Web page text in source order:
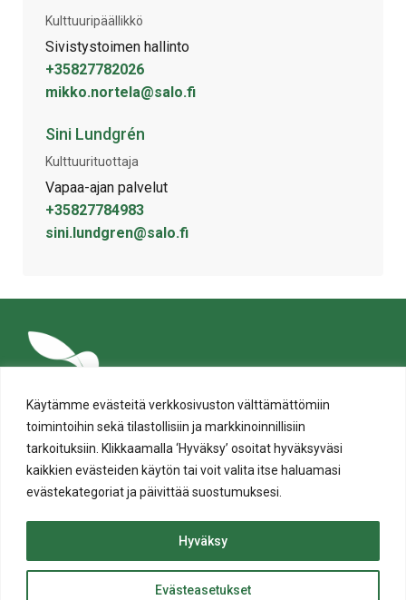
Käytämme evästeitä verkkosivuston välttämättömiin
toimintoihin sekä tilastollisiin ja markkinoinnillisiin
tarkoituksiin. Klikkaamalla ‘Hyväksy’ osoitat hyväksyväsi
kaikkien evästeiden käytön tai voit valita itse haluamasi
evästekategoriat ja päivittää suostumuksesi.
Evästeasetukset
Hyväksy
Kulttuuripäällikkö
Sivistystoimen hallinto
+35827782026
mikko.nortela@salo.fi
Sini Lundgrén
Kulttuurituottaja
Vapaa-ajan palvelut
+35827784983
sini.lundgren@salo.fi